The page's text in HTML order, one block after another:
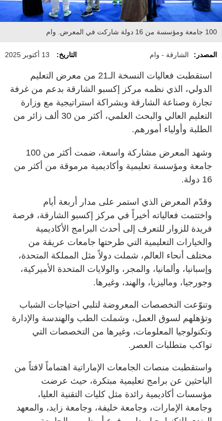
100 جامعة ومؤسسة من 16 دولة شاركت في المعرض. وام
المصدر: الشارقة - وام التاريخ: 13 أكتوبر 2025
استقطبت فعاليات النسخة الـ21 من معرض التعليم
الدولي، الذي نظمه مركز إكسبو الشارقة بدعم من غرفة
تجارة وصناعة الشارقة وبشراكة استراتيجية مع وزارة
التعليم العالي والبحث العلمي، أكثر من 30 ألف زائر من
الطلبة وأولياء أمورهم.
وشهد المعرض مشاركة واسعة، ضمت أكثر من 100
جامعة ومؤسسة تعليمية وأكاديمية مرموقة من أكثر من
16 دولة.
وقدّم المعرض الذي استمر على مدار أربعة أيام
واختتمت فعالياته أخيراً في مركز إكسبو الشارقة، فرصة
فريدة للزوار للتعرف إلى أحدث البرامج الأكاديمية
والخيارات التعليمية التي طرحتها جامعات عريقة من
مختلف أنحاء العالم، شملت دولاً مثل المملكة المتحدة،
وإسبانيا، وألمانيا، والمجر، والولايات المتحدة الأميركية،
وجورجيا، وماليزيا، والهند، وغيرها.
وتنوّعت التخصصات المعروضة لتلبي احتياجات الشباب
وتؤهلهم لسوق العمل، وشملت الطب والهندسة والإدارة
وتكنولوجيا المعلومات، وغيرها من التخصصات التي
تواكب متطلبات العصر.
واستقطبت منصات الجامعات الإماراتية اهتماماً لافتاً من
الباحثين عن برامج تعليمية مبتكرة، حيث عرضت
مؤسسات أكاديمية رائدة مثل كليات التقنية العليا،
وجامعة الإمارات، وجامعة خليفة، وجامعة زايد، والمعهد